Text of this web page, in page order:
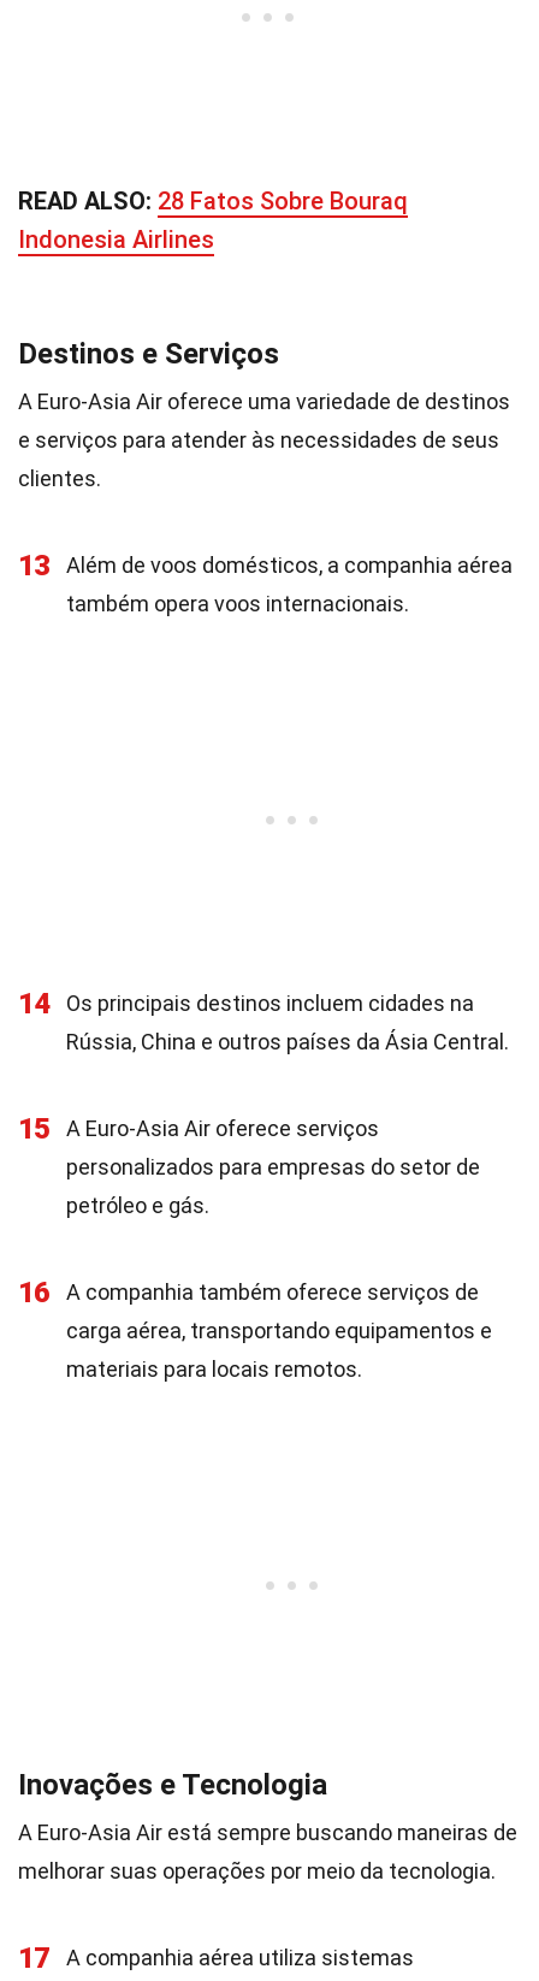
READ ALSO: 28 Fatos Sobre Bouraq
Indonesia Airlines
Destinos e Serviços
A Euro-Asia Air oferece uma variedade de destinos
e serviços para atender às necessidades de seus
clientes.
13
Além de voos domésticos, a companhia aérea
também opera voos internacionais.
14
Os principais destinos incluem cidades na
Rússia, China e outros países da Ásia Central.
15
A Euro-Asia Air oferece serviços
personalizados para empresas do setor de
petróleo e gás.
16
A companhia também oferece serviços de
carga aérea, transportando equipamentos e
materiais para locais remotos.
Inovações e Tecnologia
A Euro-Asia Air está sempre buscando maneiras de
melhorar suas operações por meio da tecnologia.
17
A companhia aérea utiliza sistemas